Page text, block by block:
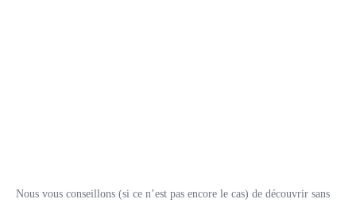
Nous vous conseillons (si ce n’est pas encore le cas) de découvrir sans